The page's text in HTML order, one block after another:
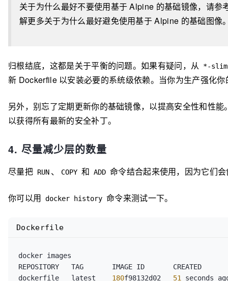
关于为什么最好不要使用基于 Alpine 的基础镜像，请参
解更多关于为什么最好避免使用基于 Alpine 的基础图像
归根结底，这都是关于平衡的问题。如果有疑问，从 *-slim
新 Dockerfile 以安装必要的系统级依赖。当你为生产强化
另外，别忘了定期更新你的基础镜像，以提高安全性和性
以获得所有最新的安全补丁。
4. 尽量减少层的数量
尽量把 RUN 、 COPY 和 ADD 命令结合起来使用，因为它们
你可以用 docker history 命令来测试一下。
docker images
REPOSITORY   TAG       IMAGE ID       CREATED
dockerfile   latest 180f98132d02 51 seconds
Dockerfile